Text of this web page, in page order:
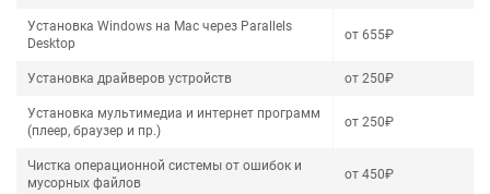
Установка Windows на Mac через Parallels
Desktop
от 655₽
Установка драйверов устройств от 250₽
Установка мультимедиа и интернет программ
(плеер, браузер и пр.)
от 250₽
Чистка операционной системы от ошибок и
мусорных файлов
от 450₽